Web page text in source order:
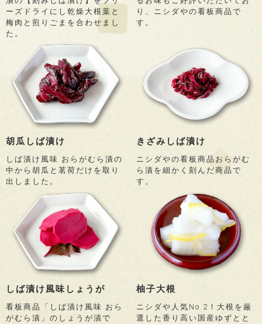
ーズドライにし乾燥大根葉と
梅肉と煎りごまを合わせまし
た。
り、ニシダやの看板商品で
す。
胡瓜しば漬け
しば漬け風味 おらがむら漬の
中から胡瓜と茗荷だけを取り
出しました。
きざみしば漬け
ニシダやの看板商品おらがむ
ら漬を細かく刻んだ商品で
す。
しば漬け風味しょうが
看板商品「しば漬け風味 おら
がむら漬」のしょうが漬で
柚子大根
ニシダや人気No.2！大根を厳
選した香り高い国産ゆずとと